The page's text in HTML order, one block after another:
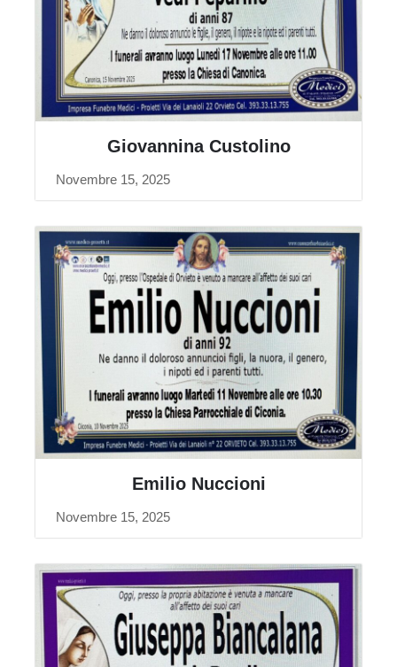
Giovannina Custolino
Novembre 15, 2025
Emilio Nuccioni
Novembre 15, 2025